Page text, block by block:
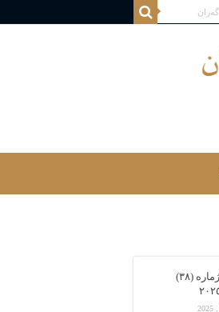
گۆڤارى شرۆڤە ژمارە (٣٨)